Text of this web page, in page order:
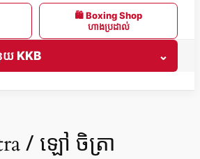
🛍 Boxing Shop
ហាងប្រដាល់
យ KKB
⌄
/ ឡៅ ចិត្រា